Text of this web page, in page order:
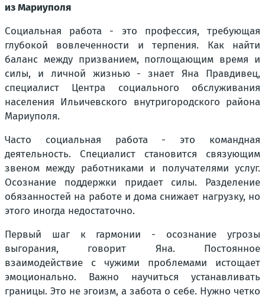
из Мариуполя
Социальная работа - это профессия, требующая
глубокой вовлеченности и терпения. Как найти
баланс между призванием, поглощающим время и
силы, и личной жизнью - знает Яна Правдивец,
специалист Центра социального обслуживания
населения Ильичевского внутригородского района
Мариуполя.
Часто социальная работа - это командная
деятельность. Специалист становится связующим
звеном между работниками и получателями услуг.
Осознание поддержки придает силы. Разделение
обязанностей на работе и дома снижает нагрузку, но
этого иногда недостаточно.
Первый шаг к гармонии - осознание угрозы
выгорания, говорит Яна. Постоянное
взаимодействие с чужими проблемами истощает
эмоционально. Важно научиться устанавливать
границы. Это не эгоизм, а забота о себе. Нужно четко